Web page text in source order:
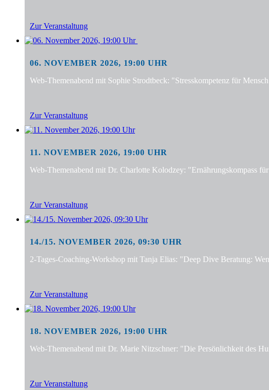
Zur Veranstaltung
06. NOVEMBER 2026, 19:00 UHR
Web-Themenabend mit Sophie Strodtbeck: "Stresskompetenz für
Zur Veranstaltung
11. NOVEMBER 2026, 19:00 UHR
Web-Themenabend mit Dr. Charlotte Kolodzey: "Ernährungskompass
Zur Veranstaltung
14./15. NOVEMBER 2026, 09:30 UHR
2-Tages-Coaching-Workshop mit Tanja Elias: "Deep Dive Beratung:
Zur Veranstaltung
18. NOVEMBER 2026, 19:00 UHR
Web-Themenabend mit Dr. Marie Nitzschner: "Die Persönlichkeit des
Zur Veranstaltung